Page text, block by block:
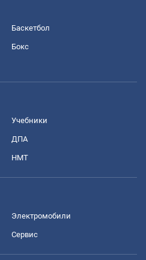
Баскетбол
Бокс
Учебники
ДПА
НМТ
Электромобили
Сервис